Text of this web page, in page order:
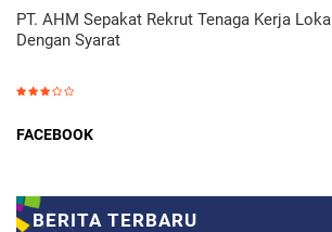
PT. AHM Sepakat Rekrut Tenaga Kerja Lokal
Dengan Syarat
FACEBOOK